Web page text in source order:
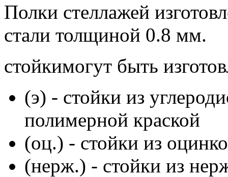
Полки стеллажей
стали толщиной 0.8 мм.
стойкимогут быть
(э) - стойки из
полимерной краской
(оц.) - стойки из
(нерж.) - стойки из